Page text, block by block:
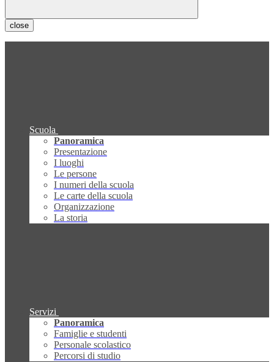
close
Scuola
Panoramica
Presentazione
I luoghi
Le persone
I numeri della scuola
Le carte della scuola
Organizzazione
La storia
Servizi
Panoramica
Famiglie e studenti
Personale scolastico
Percorsi di studio